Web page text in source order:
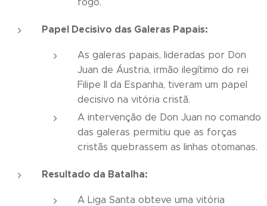
Papel Decisivo das Galeras Papais:
As galeras papais, lideradas por Don
Juan de Áustria, irmão ilegítimo do rei
Filipe II da Espanha, tiveram um papel
decisivo na vitória cristã.
A intervenção de Don Juan no comando
das galeras permitiu que as forças
cristãs quebrassem as linhas otomanas.
Resultado da Batalha:
A Liga Santa obteve uma vitória